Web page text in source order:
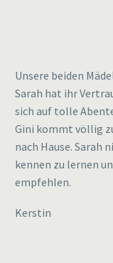
Unsere beiden
Sarah hat ihr
sich auf tolle
Gini kommt völlig
nach Hause. Sarah
kennen zu lernen
empfehlen.
Kerstin